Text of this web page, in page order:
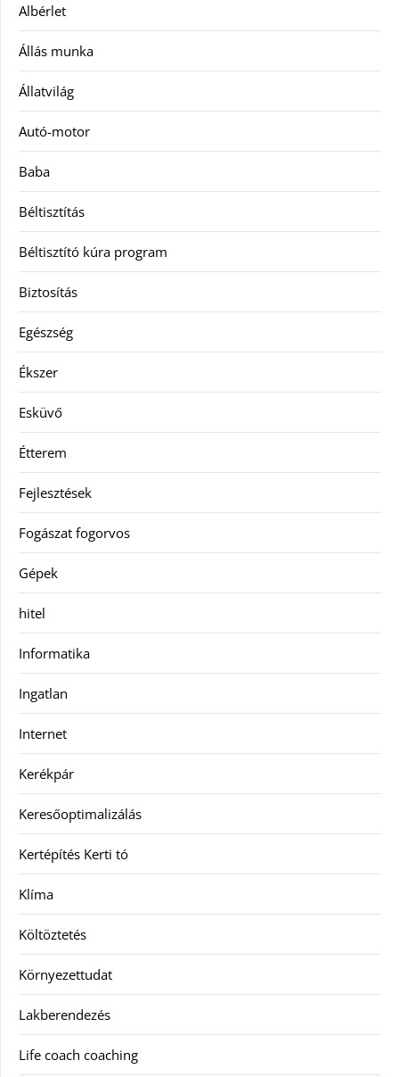
Albérlet
Állás munka
Állatvilág
Autó-motor
Baba
Béltisztítás
Béltisztító kúra program
Biztosítás
Egészség
Ékszer
Esküvő
Étterem
Fejlesztések
Fogászat fogorvos
Gépek
hitel
Informatika
Ingatlan
Internet
Kerékpár
Keresőoptimalizálás
Kertépítés Kerti tó
Klíma
Költöztetés
Környezettudat
Lakberendezés
Life coach coaching